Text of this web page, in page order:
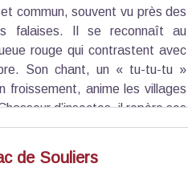
commun, souvent vu près des
falaises. Il se reconnaît au
rouge qui contrastent avec
Son chant, un « tu-tu-tu »
froissement, anime les villages
d’insectes, il repère ses
de Souliers